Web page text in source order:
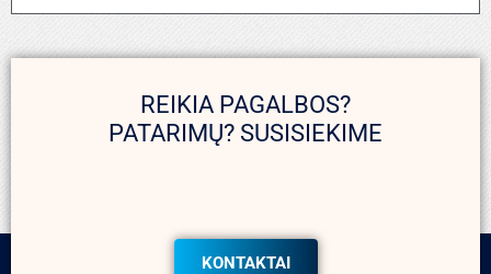
REIKIA PAGALBOS?
PATARIMŲ? SUSISIEKIME
KONTAKTAI